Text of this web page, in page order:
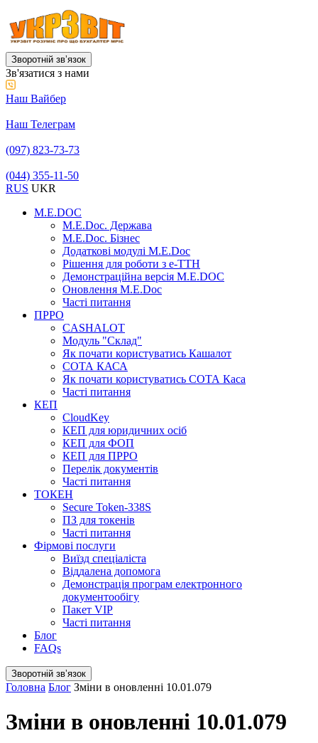
Зворотній звʼязок
Зв'язатися з нами
Наш Вайбер
Наш Телеграм
(097) 823-73-73
(044) 355-11-50
RUS UKR
M.E.DOC
M.E.Doc. Держава
M.E.Doc. Бізнес
Додаткові модулі M.E.Doc
Рішення для роботи з е-ТТН
Демонстраційна версія M.E.DOC
Оновлення M.E.Doc
Часті питання
ПРРО
CASHALOT
Модуль "Склад"
Як почати користуватись Кашалот
СОТА КАСА
Як почати користуватись СОТА Каса
Часті питання
КЕП
CloudKey
КЕП для юридичних осіб
КЕП для ФОП
КЕП для ПРРО
Перелік документів
Часті питання
ТОКЕН
Secure Token-338S
ПЗ для токенів
Часті питання
Фірмові послуги
Виїзд спеціаліста
Віддалена допомога
Демонстрація програм електронного
документообігу
Пакет VIP
Часті питання
Блог
FAQs
Зворотній звʼязок
Головна Блог Зміни в оновленні 10.01.079
Зміни в оновленні 10.01.079